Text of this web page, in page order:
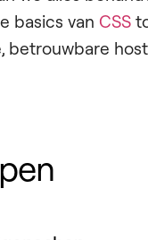
basics van CSS
betrouwbare